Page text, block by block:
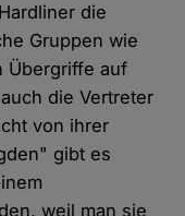
die
Gruppen wie
Übergriffe auf
die Vertreter
von ihrer
gibt es
weil man sie